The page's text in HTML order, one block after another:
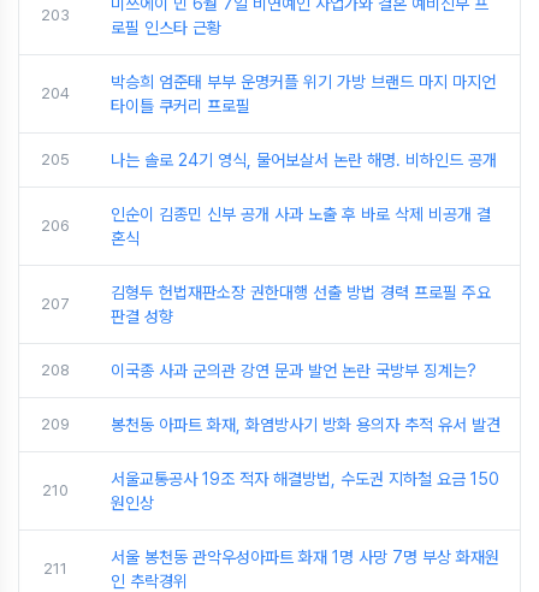
203
로필 인스타 근황
204
박승희 엄준태 부부 운명커플 위기 가방 브랜드 마지 마지언
타이틀 쿠커리 프로필
205 나는 솔로 24기 영식, 물어보살서 논란 해명. 비하인드 공개
206
인순이 김종민 신부 공개 사과 노출 후 바로 삭제 비공개 결
혼식
207
김형두 헌법재판소장 권한대행 선출 방법 경력 프로필 주요
판결 성향
208 이국종 사과 군의관 강연 문과 발언 논란 국방부 징계는?
209 봉천동 아파트 화재, 화염방사기 방화 용의자 추적 유서 발견
210
서울교통공사 19조 적자 해결방법, 수도권 지하철 요금 150
원인상
211
서울 봉천동 관악우성아파트 화재 1명 사망 7명 부상 화재원
인 추락경위